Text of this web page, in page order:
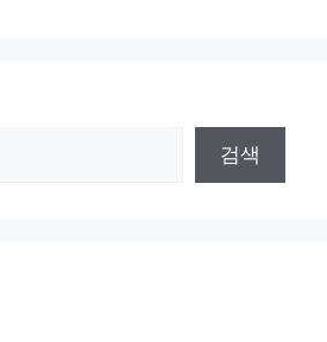
검색